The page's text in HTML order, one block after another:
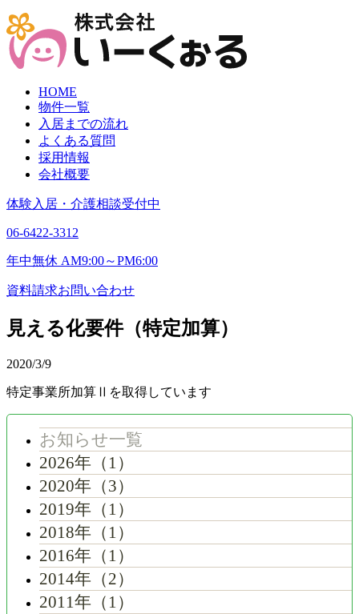
HOME
物件一覧
入居までの流れ
よくある質問
採用情報
会社概要
体験入居・介護相談受付中
06-6422-3312
年中無休 AM9:00～PM6:00
資料請求お問い合わせ
見える化要件（特定加算）
2020/3/9
特定事業所加算Ⅱを取得しています
お知らせ一覧
2026年（1）
2020年（3）
2019年（1）
2018年（1）
2016年（1）
2014年（2）
2011年（1）